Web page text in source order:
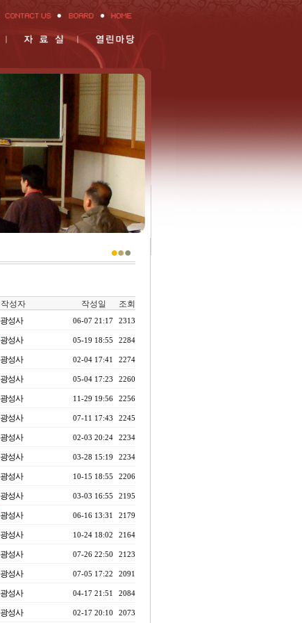
작성자 작성일 조회
광성사 06-07 21:17 2313
광성사 05-19 18:55 2284
광성사 02-04 17:41 2274
광성사 05-04 17:23 2260
광성사 11-29 19:56 2256
광성사 07-11 17:43 2245
광성사 02-03 20:24 2234
광성사 03-28 15:19 2234
광성사 10-15 18:55 2206
광성사 03-03 16:55 2195
광성사 06-16 13:31 2179
광성사 10-24 18:02 2164
광성사 07-26 22:50 2123
광성사 07-05 17:22 2091
광성사 04-17 21:51 2084
광성사 02-17 20:10 2073